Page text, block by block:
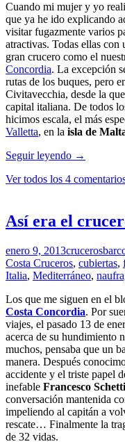
Cuando mi mujer y yo
que ya he ido explicando
visitar fugazmente varios
atractivas. Todas ellas con
gran crucero como el
Concordia. La excepción
rutas de los buques, pero
Civitavecchia, desde la
capital italiana. De todos
hicimos escala, el más
Valletta, en la isla de
Seguir leyendo Las
vistas
de
Valletta
desde
un
→
Ver todos los 4
Así era el
enero 9, 2013cruceros
Costa Cruceros, cubiertas,
Italia, Mediterráneo,
Los que me siguen en el
Costa Concordia. Por
viajes, el pasado 13 de
acerca de su hundimiento
muchos, pensaba que un
manera. Después
accidente y el triste papel
inefable Francesco
conversación mantenida
impeliendo al capitán a
rescate… Finalmente la
de 32 vidas.